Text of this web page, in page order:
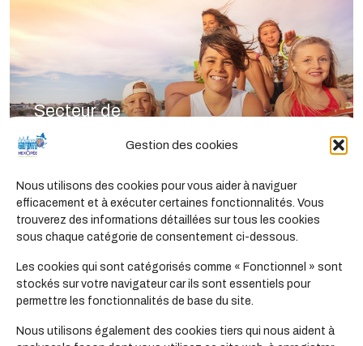
Gestion des cookies
Nous utilisons des cookies pour vous aider à naviguer
efficacement et à exécuter certaines fonctionnalités. Vous
trouverez des informations détaillées sur tous les cookies
sous chaque catégorie de consentement ci-dessous.
Les cookies qui sont catégorisés comme « Fonctionnel » sont
stockés sur votre navigateur car ils sont essentiels pour
permettre les fonctionnalités de base du site.
Nous utilisons également des cookies tiers qui nous aident à
Secteur de
l'éducation populaire et de l'animation
Les fiches métiers